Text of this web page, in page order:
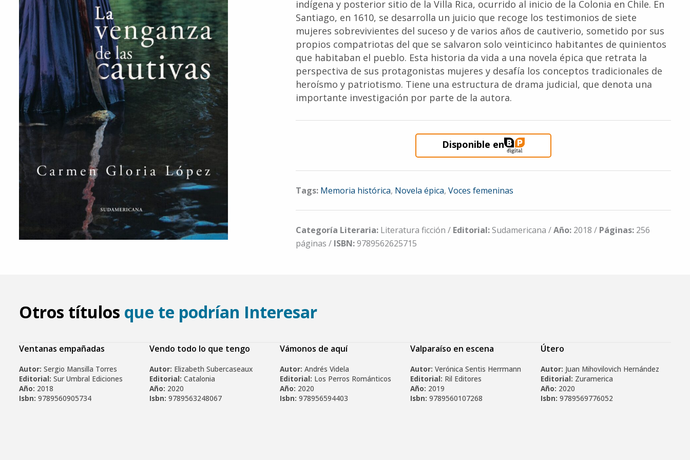
indígena y posterior sitio de la Villa Rica, ocurrido al inicio de la Colonia en Chile. En
Santiago, en 1610, se desarrolla un juicio que recoge los testimonios de siete
mujeres sobrevivientes del suceso y de varios años de cautiverio, sometido por sus
propios compatriotas del que se salvaron solo veinticinco habitantes de quinientos
que habitaban el pueblo. Esta historia da vida a una novela épica que retrata la
perspectiva de sus protagonistas mujeres y desafía los conceptos tradicionales de
heroísmo y patriotismo. Tiene una estructura de drama judicial, que denota una
importante investigación por parte de la autora.
Disponible en
Tags: Memoria histórica, Novela épica,Voces femeninas
Categoría Literaria: Literatura ficción / Editorial:Sudamericana /Año: 2018 / Páginas: 256
páginas / ISBN:9789562625715
Otros títulos que te podrían Interesar
Ventanas empañadas
Autor: Sergio Mansilla Torres
Editorial: Sur Umbral Ediciones
Año: 2018
Isbn: 9789560905734
Vendo todo lo que tengo
Autor: Elizabeth Subercaseaux
Editorial: Catalonia
Año: 2020
Isbn: 9789563248067
Vámonos de aquí
Autor: Andrés Videla
Editorial: Los Perros Románticos
Año: 2020
Isbn: 978956594403
Valparaíso en escena
Autor: Verónica Sentis Herrmann
Editorial: Ril Editores
Año: 2019
Isbn: 9789560107268
Útero
Autor: Juan Mihovilovich Hernández
Editorial: Zuramerica
Año: 2020
Isbn: 9789569776052